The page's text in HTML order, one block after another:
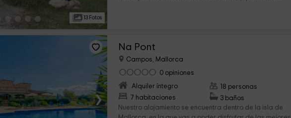
13 Fotos
›
Na Pont
Campos, Mallorca
0 opiniones
Alquiler íntegro
7 habitaciones
18 personas
3 baños
Nuestro alojamiento se encuentra dentro de la isla de